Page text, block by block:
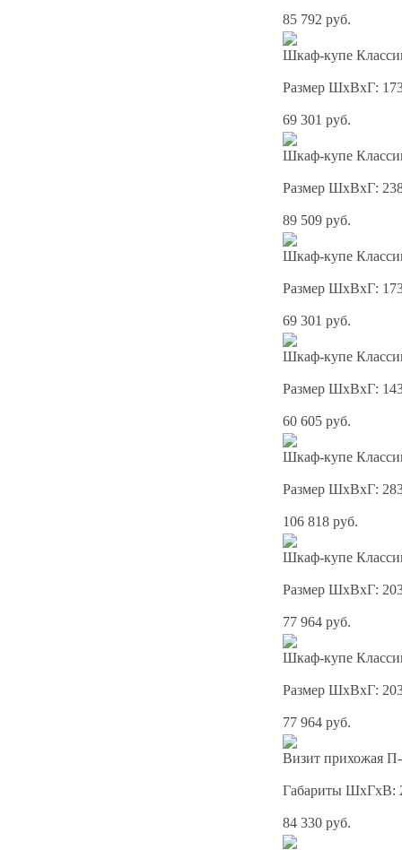
85 792 руб.
Шкаф-купе
Размер ШхВхГ:
69 301 руб.
Шкаф-купе
Размер ШхВхГ:
89 509 руб.
Шкаф-купе
Размер ШхВхГ:
69 301 руб.
Шкаф-купе
Размер ШхВхГ:
60 605 руб.
Шкаф-купе
Размер ШхВхГ:
106 818 руб.
Шкаф-купе
Размер ШхВхГ:
77 964 руб.
Шкаф-купе
Размер ШхВхГ:
77 964 руб.
Визит прихожая
Габариты ШхГхВ:
84 330 руб.